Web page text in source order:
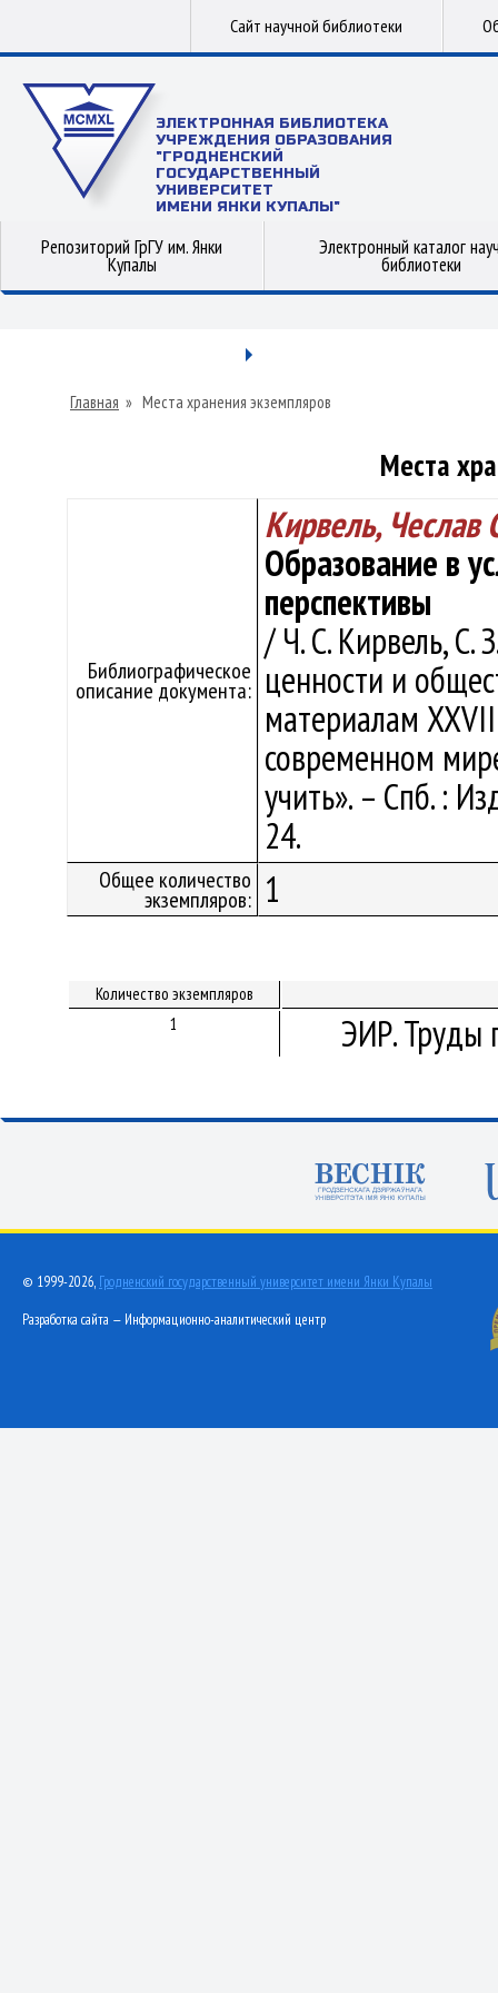
Сайт научной библиотеки
ЭЛЕКТРОННАЯ БИБЛИОТЕКА
УЧРЕЖДЕНИЯ ОБРАЗОВАНИЯ
"ГРОДНЕНСКИЙ
ГОСУДАРСТВЕННЫЙ
УНИВЕРСИТЕТ
ИМЕНИ ЯНКИ КУПАЛЫ"
Репозиторий ГрГУ им. Янки
Купалы
Электронный каталог
библиотеки
Главная » Места хранения экземпляров
Места
Библиографическое
описание документа:
Кирвель, Чеслав
Образование в
перспективы
/ Ч. С. Кирвель, С.
ценности и
материалам
современном
учить». – Спб. :
24.
Общее количество
экземпляров: 1
Количество экземпляров
1
ЭИР. Труды
© 1999-2026, Гродненский государственный университет имени Янки Купалы
Разработка сайта — Информационно-аналитический центр